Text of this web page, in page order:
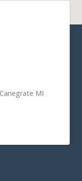
MI